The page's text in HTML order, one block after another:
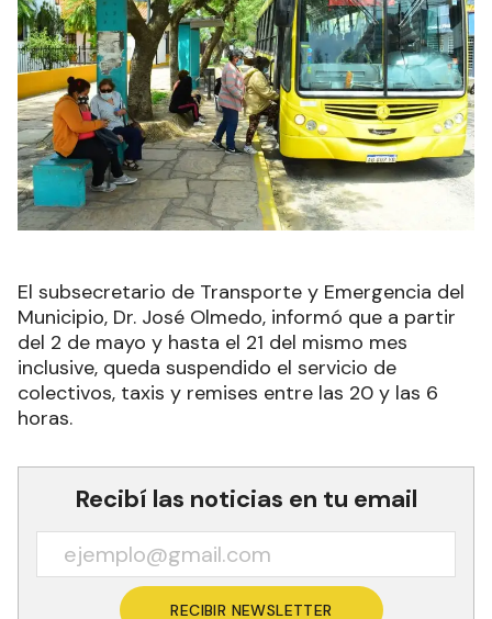
El subsecretario de Transporte y Emergencia del
Municipio, Dr. José Olmedo, informó que a partir
del 2 de mayo y hasta el 21 del mismo mes
inclusive, queda suspendido el servicio de
colectivos, taxis y remises entre las 20 y las 6
horas.
Recibí las noticias en tu email
RECIBIR NEWSLETTER